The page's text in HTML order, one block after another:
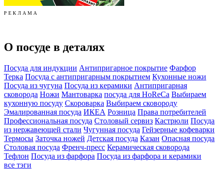
Р Е К Л А М А
О посуде в деталях
Посуда для индукции Антипригарное покрытие Фарфор
Терка Посуда с антипригарным покрытием Кухонные ножи
Посуда из чугуна Посуда из керамики Антипригарная
сковорода Ножи Мантоварка посуда для HoReCa Выбираем
кухонную посуду Скороварка Выбираем сковороду
Эмалированная посуда ИКЕА Розница Права потребителей
Профессиональная посуда Столовый сервиз Кастрюли Посуда
из нержавеющей стали Чугунная посуда Гейзерные кофеварки
Термосы Заточка ножей Детская посуда Казан Опасная посуда
Столовая посуда Френч-пресс Керамическая сковорода
Тефлон Посуда из фарфора Посуда из фарфора и керамики
все тэги